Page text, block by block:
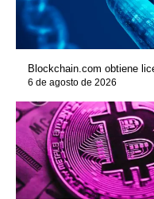
Blockchain.com obtiene
6 de agosto de 2026